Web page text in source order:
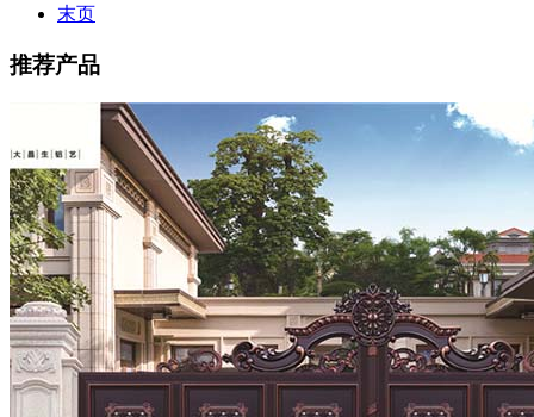
末页
推荐产品